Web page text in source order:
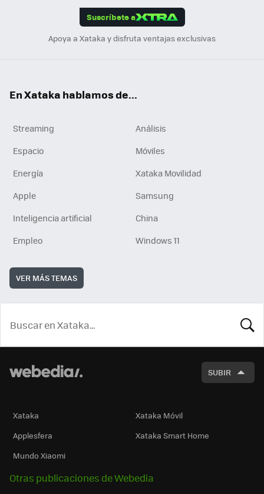
Suscríbete a
Apoya a Xataka y disfruta ventajas exclusivas
En Xataka hablamos de...
Streaming
Análisis
Espacio
Móviles
Energía
Xataka Movilidad
Apple
Samsung
Inteligencia artificial
China
Empleo
Windows 11
VER MÁS TEMAS
SUBIR
Xataka
Xataka Móvil
Applesfera
Xataka Smart Home
Mundo Xiaomi
Otras publicaciones de Webedia